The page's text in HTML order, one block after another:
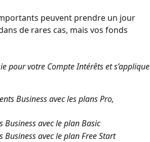
peuvent prendre un jour
de rares cas, mais vos fonds
pour votre Compte Intérêts et s’applique
Business avec les plans Pro,
Business avec le plan Basic
Business avec le plan Free Start